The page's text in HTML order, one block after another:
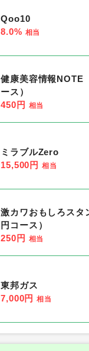
Qoo10
8.0% 相当
健康美容情報NOTE
ース）
450円 相当
ミラブルZero
15,500円 相当
激カワおもしろスタ
円コース）
250円 相当
東邦ガス
7,000円 相当